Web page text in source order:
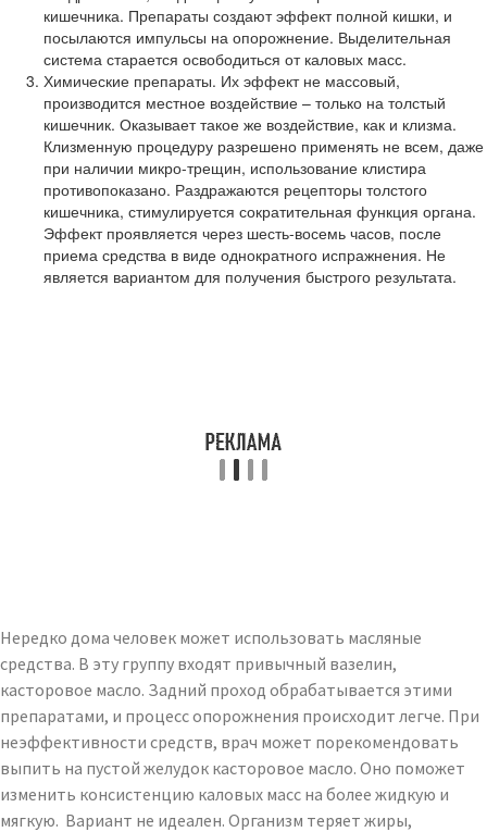
кишечника. Препараты создают эффект полной кишки, и
посылаются импульсы на опорожнение. Выделительная
система старается освободиться от каловых масс.
Химические препараты. Их эффект не массовый,
производится местное воздействие – только на толстый
кишечник. Оказывает такое же воздействие, как и клизма.
Клизменную процедуру разрешено применять не всем, даже
при наличии микро-трещин, использование клистира
противопоказано. Раздражаются рецепторы толстого
кишечника, стимулируется сократительная функция органа.
Эффект проявляется через шесть-восемь часов, после
приема средства в виде однократного испражнения. Не
является вариантом для получения быстрого результата.
Нередко дома человек может использовать масляные
средства. В эту группу входят привычный вазелин,
касторовое масло. Задний проход обрабатывается этими
препаратами, и процесс опорожнения происходит легче. При
неэффективности средств, врач может порекомендовать
выпить на пустой желудок касторовое масло. Оно поможет
изменить консистенцию каловых масс на более жидкую и
мягкую. Вариант не идеален. Организм теряет жиры,